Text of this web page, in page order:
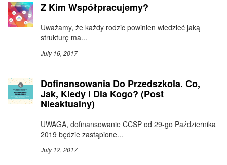
Z Kim Współpracujemy?
Uważamy, że każdy rodzic powinien wiedzieć jaką
strukturę ma...
July 16, 2017
Dofinansowania Do Przedszkola. Co,
Jak, Kiedy I Dla Kogo? (post
Nieaktualny)
UWAGA, dofinansowanie CCSP od 29-go Października
2019 będzie zastąpione...
July 12, 2017